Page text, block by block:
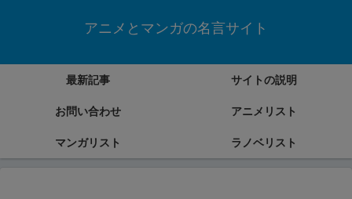
アニメとマンガの名言サイト
最新記事 サイトの説明
お問い合わせ アニメリスト
マンガリスト ラノベリスト